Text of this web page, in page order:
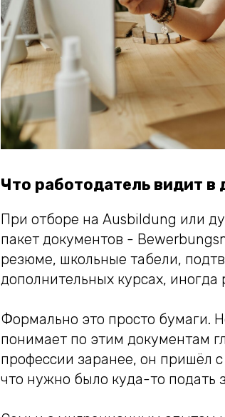
Что работодатель видит в
При отборе на Ausbildung или
пакет документов -
резюме, школьные табели,
дополнительных курсах,
Формально это просто бумаги.
понимает по этим документам
профессии заранее, он пришёл
что нужно было куда-то подать